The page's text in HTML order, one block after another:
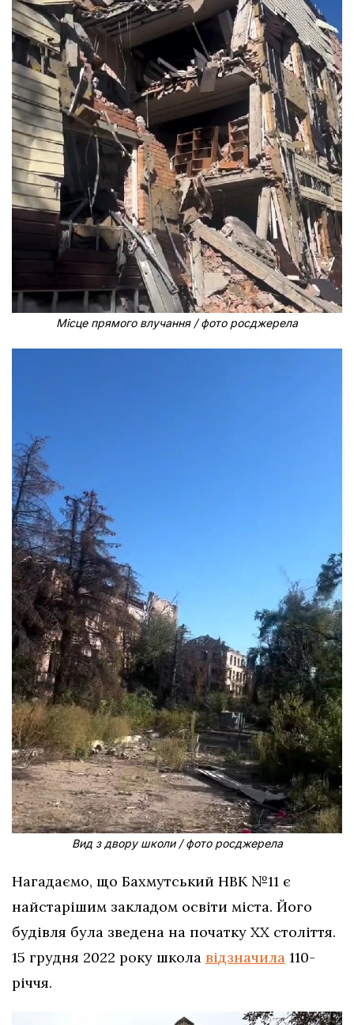
Місце прямого влучання / фото росджерела
Вид з двору школи / фото росджерела
Нагадаємо, що Бахмутський НВК №11 є
найстарішим закладом освіти міста. Його
будівля була зведена на початку ХХ століття.
15 грудня 2022 року школа відзначила 110-
річчя.